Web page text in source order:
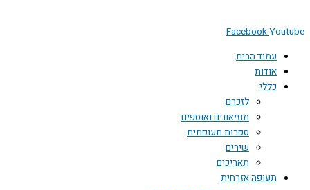
Facebook
עמוד הבית
אודות
כללי
לזכרם
מוזיאונים ואוספים
ספרות תעופתית
שירים
תאריכים
תעופה אזרחית